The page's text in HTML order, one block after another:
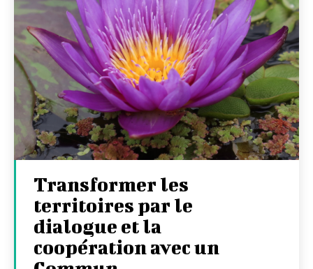
Transformer les
territoires par le
dialogue et la
coopération avec un